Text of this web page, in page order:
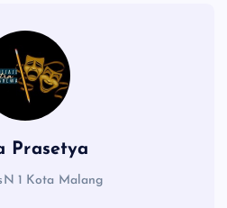
Prasetya
1 Kota Malang